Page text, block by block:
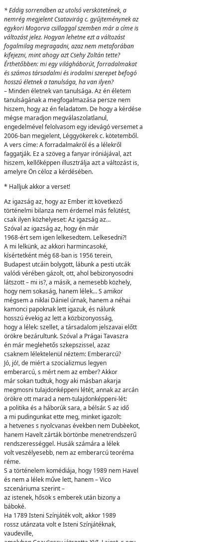
* Eddig sorrendben az utolsó verskötetének, a
nemrég megjelent Csatavirág c. gyűjteménynek az
egykori Mogorva csillaggal szemben már a címe is
változást jelez. Hogyan lehetne ezt a változást
fogalmilag megragadni, azaz nem metaforában
kifejezni, mint ahogy azt Csehy Zoltán tette?
Érthetőbben: mi egy világháborút, forradalmakat
és számos társadalmi és irodalmi szerepet befogó
hosszú életnek a tanulsága, ha van ilyen?
– Minden életnek van tanulsága. Az én életem
tanulságának a megfogalmazása persze nem
hiszem, hogy az én feladatom. De hogy a kérdése
mégse maradjon megválaszolatlanul,
engedelmével felolvasom egy idevágó versemet a
2006-ban megjelent, Léggyökerek c. kötetemből.
A vers címe: A forradalmakról és a lélekről
faggatják. Ez a szöveg a fanyar iróniájával, azt
hiszem, kellőképpen illusztrálja azt a változást is,
amelyre Ön céloz a kérdésében.
* Halljuk akkor a verset!
Az igazság az, hogy az Ember itt következő
történelmi bilanza nem érdemel más felütést,
csak ilyen közhelyeset: Az igazság az…
Szóval az igazság az, hogy én már
1968-ért sem igen lelkesedtem. Lelkesedni?!
A mi lelkünk, az akkori harmincasoké,
kísértetként még 68-ban is 1956 terein,
Budapest utcáin bolygott, lábunk a pesti utcák
valódi vérében gázolt, ott, ahol bebizonyosodni
látszott – mi is?, a másik, a nemesebb közhely,
hogy nem sokaság, hanem lélek… S amikor
mégsem a niklai Dániel úrnak, hanem a néhai
kamonci papoknak lett igazuk, és nálunk
hosszú évekig az lett a közbizonyosság,
hogy a lélek: szellet, a társadalom jelszavai előtt
örökre bezárultunk. Szóval a Prágai Tavaszra
én már meglehetős szkepszissel, azaz
csaknem lélektelenül néztem: Emberarcú?
Jó, jó!, de miért a szocializmus legyen
emberarcú, s mért nem az ember? Akkor
már sokan tudtuk, hogy aki másban akarja
megmosni tulajdonképpeni létét, annak az arcán
örökre ott marad a nem-tulajdonképpeni-lét:
a politika és a háborúk sara, a bélsár. S az idő
a mi pudingunkat ette meg, minket igazolt:
a hetvenes s nyolcvanas években nem Dubèekot,
hanem Havelt zárták börtönbe menetrendszerű
rendszerességgel. Husák számára a lélek
volt veszélyesebb, nem az emberarcú teoréma
réme.
S a történelem komédiája, hogy 1989 nem Havel
és nem a lélek műve lett, hanem – Vico
szcenáriuma szerint –
az istenek, hősök s emberek után bizony a
báboké.
Ha 1789 Isteni Színjáték volt, akkor 1989
rossz utánzata volt e Isteni Színjátéknak,
vaudeville,